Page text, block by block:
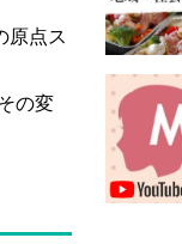
原点ス
の変